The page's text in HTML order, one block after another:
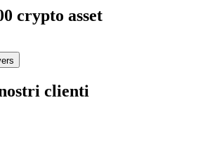
crypto asset
clienti